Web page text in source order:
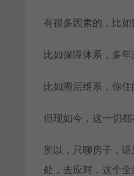
有很多因素的，比
比如保障体系，多
比如圈层维系，你
但现如今，这一切都
所以，只聊房子，
处，去应对，这个全